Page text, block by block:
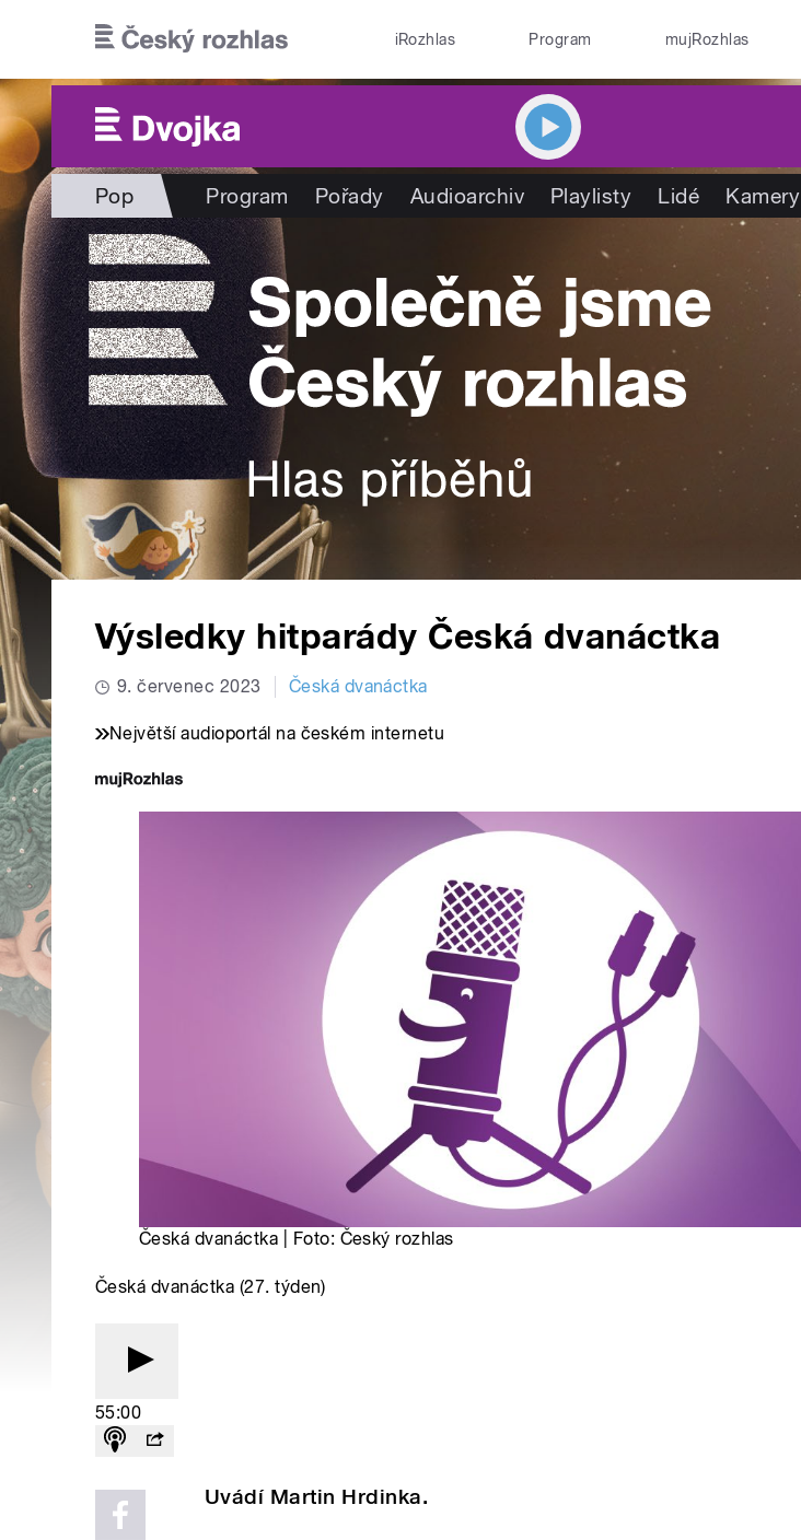
iRozhlas Program mujRozhlas
Pop Program Pořady Audioarchiv Playlisty Lidé Kamery
Výsledky hitparády Česká dvanáctka
9. červenec 2023 Česká dvanáctka
Největší audioportál na českém internetu
Česká dvanáctka | Foto: Český rozhlas
Česká dvanáctka (27. týden)
55:00
Uvádí Martin Hrdinka.